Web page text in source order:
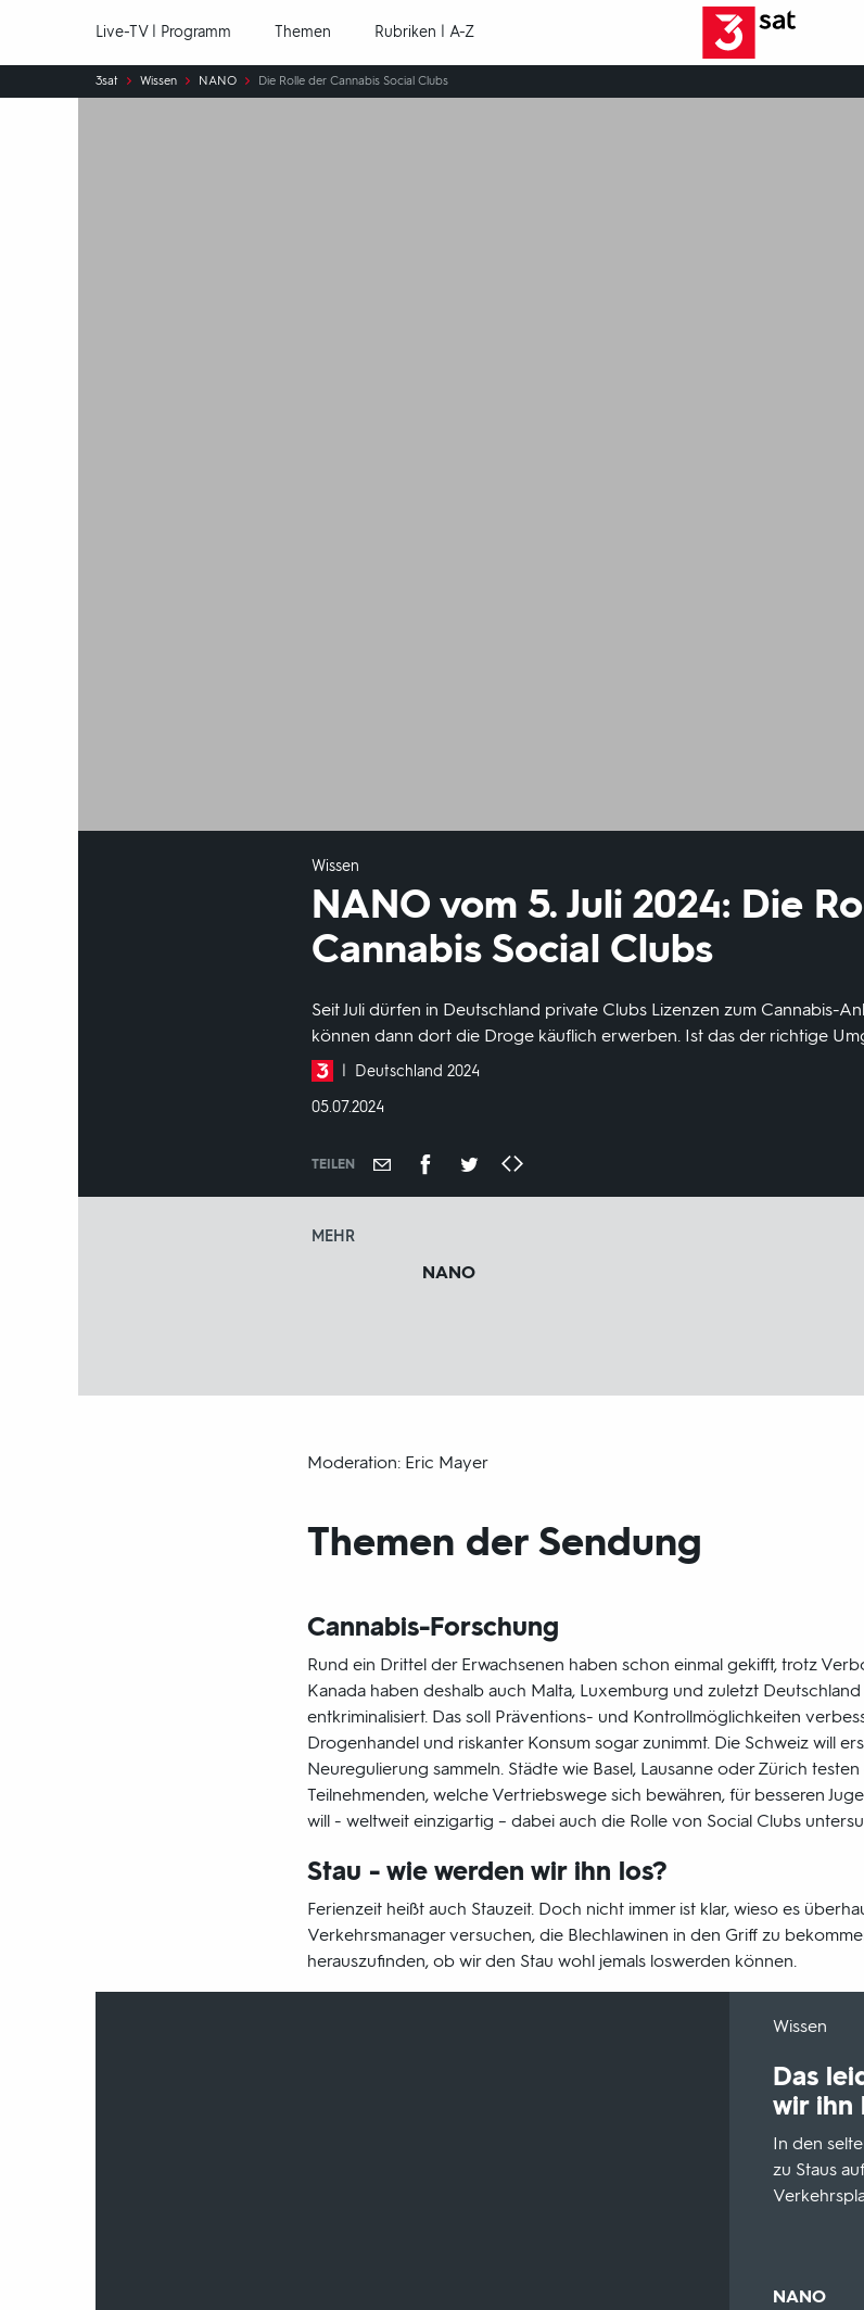
Live-TV | Programm Themen Rubriken | A-Z
Sie
sind
3sat Wissen NANO Die Rolle der Cannabis Social Clubs
Wissen
NANO vom 5. Juli 2024: Die
Cannabis Social Clubs
Seit Juli dürfen in Deutschland private Clubs Lizenzen zum Cannabis-
können dann dort die Droge käuflich erwerben. Ist das der richtige
Produktionsland
und
Deutschland 2024
DATUM:
05.07.2024
TEILEN
MEHR
NANO
Moderation: Eric Mayer
Themen der Sendung
Cannabis-Forschung
Rund ein Drittel der Erwachsenen haben schon einmal gekifft, trotz
Kanada haben deshalb auch Malta, Luxemburg und zuletzt
entkriminalisiert. Das soll Präventions- und Kontrollmöglichkeiten
Drogenhandel und riskanter Konsum sogar zunimmt. Die Schweiz will
Neuregulierung sammeln. Städte wie Basel, Lausanne oder Zürich
Teilnehmenden, welche Vertriebswege sich bewähren, für besseren
will - weltweit einzigartig – dabei auch die Rolle von Social Clubs
Stau - wie werden wir ihn los?
Ferienzeit heißt auch Stauzeit. Doch nicht immer ist klar, wieso es
Verkehrsmanager versuchen, die Blechlawinen in den Griff zu
herauszufinden, ob wir den Stau wohl jemals loswerden können.
Wissen
Das
wir ihn
In den
zu Staus
NANO